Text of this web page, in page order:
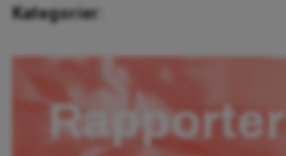
Kategorier:
Rapporter